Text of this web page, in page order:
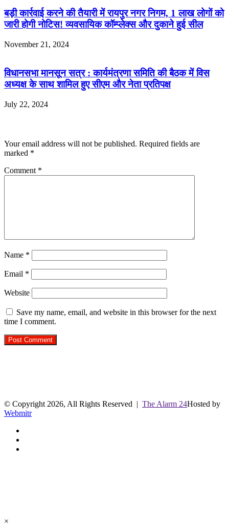
बड़ी कार्रवाई करने की तैयारी में रायपुर नगर निगम, 1 लाख लोगों को
जारी होगी नोटिस! व्यवसायिक कॉम्प्लेक्स और दुकाने हुई सील
November 21, 2024
विधानसभा मानसून सत्र : कार्यमंत्रणा समिति की बैठक में विस
अध्यक्ष के साथ शामिल हुए सीएम और नेता प्रतिपक्ष
July 22, 2024
Your email address will not be published. Required fields are
marked *
Comment *
Name *
Email *
Website
Save my name, email, and website in this browser for the next
time I comment.
© Copyright 2026, All Rights Reserved | The Alarm 24Hosted by
Webmitr
×